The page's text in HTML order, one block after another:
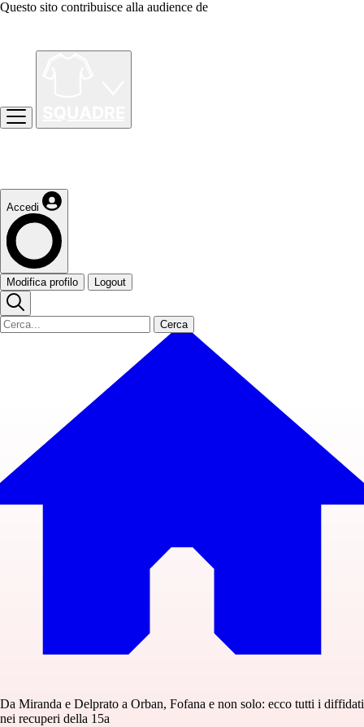
Questo sito contribuisce alla audience de
Accedi
Modifica profilo Logout
Cerca
Da Miranda e Delprato a Orban, Fofana e non solo: ecco tutti i diffidati
nei recuperi della 15a